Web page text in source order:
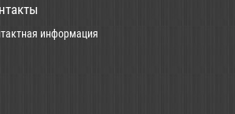
информация